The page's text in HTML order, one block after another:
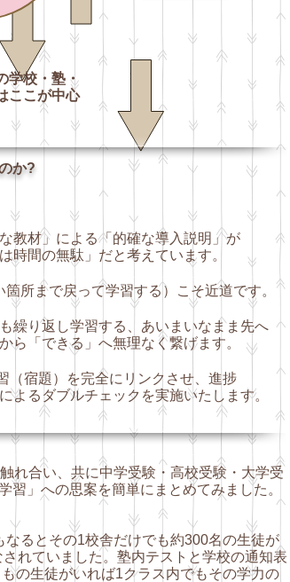
学校・塾・
ここが中心
か?
」による「的確な導入説明」が
の無駄」だと考えています。
まで戻って学習する）こそ近道です。
返し学習する、あいまいなまま先へ
ら「できる」へ無理なく繋げます。
題）を完全にリンクさせ、進捗
よるダブルチェックを実施いたします。
れ合い、共に中学受験・高校受験・大学受
習」への思案を簡単にまとめてみました。
るとその1校舎だけでも約300名の生徒が
れていました。塾内テストと学校の通知表
の生徒がいれば1クラス内でもその学力の